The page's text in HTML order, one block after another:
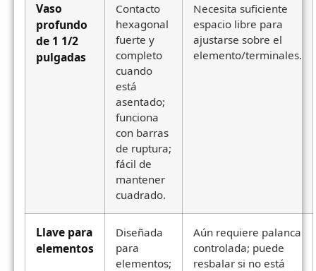
Vaso
profundo
de 1 1/2
pulgadas
Contacto
hexagonal
fuerte y
completo
cuando
está
asentado;
funciona
con barras
de ruptura;
fácil de
mantener
cuadrado.
Necesita suficiente
espacio libre para
ajustarse sobre el
elemento/terminales.
Llave para
elementos
Diseñada
para
elementos;
Aún requiere palanca
controlada; puede
resbalar si no está